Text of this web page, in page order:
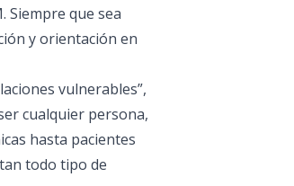
Siempre que sea
y orientación en
vulnerables”,
cualquier persona,
hasta pacientes
todo tipo de